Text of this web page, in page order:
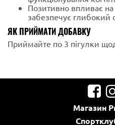
Позитивно впливає на
забезпечує глибокий
ЯК ПРИЙМАТИ ДОБАВКУ
Приймайте по 3 пігулки
Магазин